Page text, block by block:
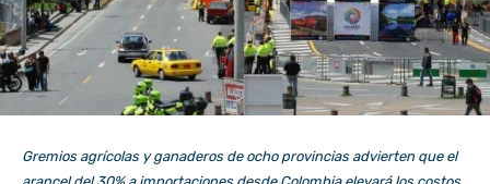
Gremios agrícolas y ganaderos de ocho provincias advierten que el